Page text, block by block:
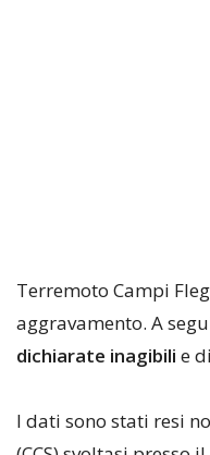
Terremoto Campi
aggravamento. A
dichiarate inagibili e
I dati sono stati resi